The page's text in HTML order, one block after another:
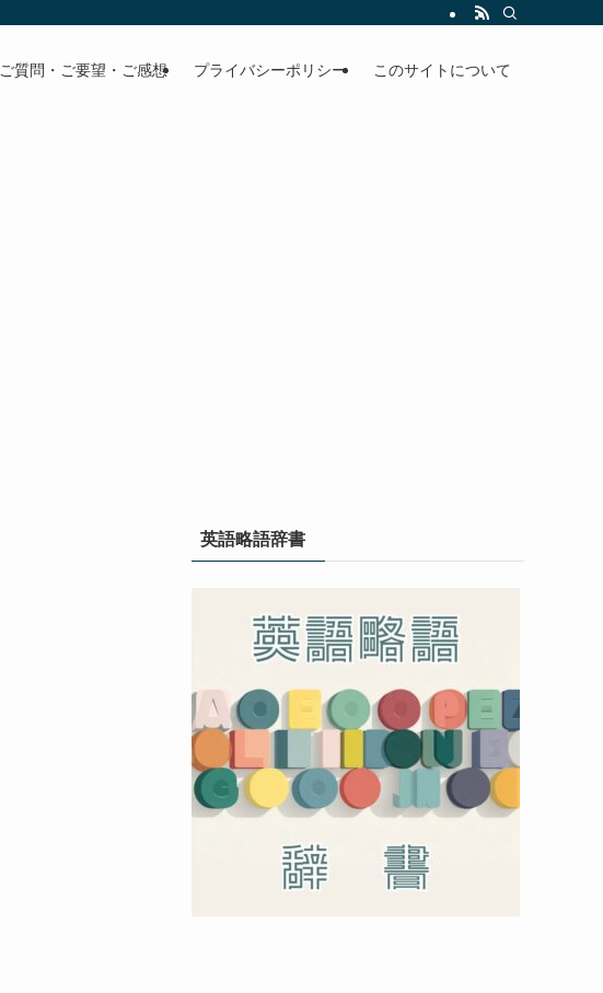
ご質問・ご要望・ご感想 プライバシーポリシー このサイトについて
英語略語辞書